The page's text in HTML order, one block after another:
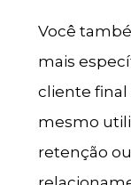
Você
mais
cliente final
mesmo
retenção